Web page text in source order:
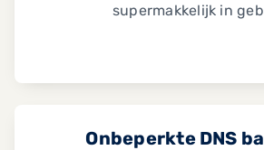
supermakkelijk in
Onbeperkte DNS